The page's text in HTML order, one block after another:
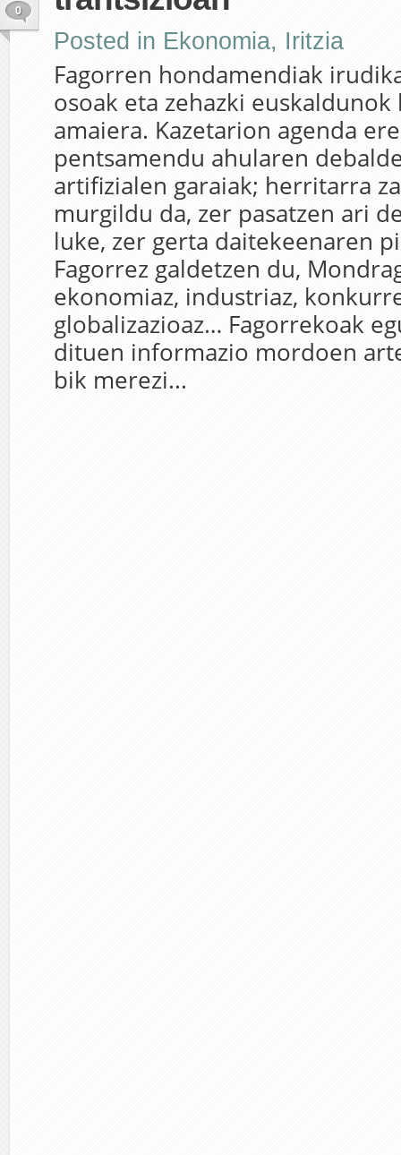
0
Posted in Ekonomia, Iritzia
Fagorren hondamendiak
osoak eta zehazki
amaiera. Kazetarion agenda
pentsamendu ahularen
artifizialen garaiak; herritarra
murgildu da, zer pasatzen ari
luke, zer gerta daitekeenaren
Fagorrez galdetzen du,
ekonomiaz, industriaz,
globalizazioaz… Fagorrekoak
dituen informazio mordoen
bik merezi...